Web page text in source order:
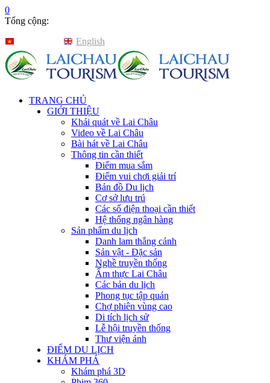
0
Tổng cộng:
English
TRANG CHỦ
GIỚI THIỆU
Khái quát về Lai Châu
Video về Lai Châu
Bài hát về Lai Châu
Thông tin cần thiết
Điểm mua sắm
Điểm vui chơi giải trí
Bản đồ Du lịch
Cơ sở lưu trú
Các số điện thoại cần thiết
Hệ thống ngân hàng
Sản phẩm du lịch
Danh lam thắng cảnh
Sản vật - Đặc sản
Nghề truyền thống
Ẩm thực Lai Châu
Các bản du lịch
Phong tục tập quán
Chợ phiên vùng cao
Di tích lịch sử
Lễ hội truyền thống
Thư viện ảnh
ĐIỂM DU LỊCH
KHÁM PHÁ
Khám phá 3D